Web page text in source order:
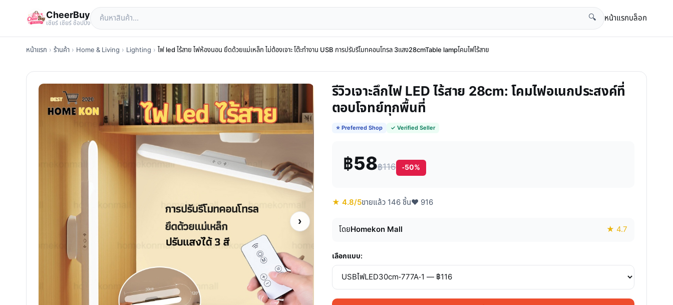
CheerBuy
เซียร์ เซียร์ ช้อปปิ้ง
🔍 หน้าแรกบล็อก
หน้าแรก › ร้านค้า › Home & Living › Lighting › ไฟ led ไร้สาย ไฟห้องนอน ยึดด้วยแม่เหล็ก ไม่ต้องเจาะ โต๊ะทำงาน USB การปรับรีโมทคอนโทรล 3แสง28cmTable lampโคมไฟไร้สาย
›
รีวิวเจาะลึกไฟ LED ไร้สาย 28cm: โคมไฟอเนกประสงค์ที่
ตอบโจทย์ทุกพื้นที่
⭐ Preferred Shop ✓ Verified Seller
฿58฿116 -50%
★ 4.8/5ขายแล้ว 146 ชิ้น♥ 916
โดยHomekon Mall ★ 4.7
เลือกแบบ: